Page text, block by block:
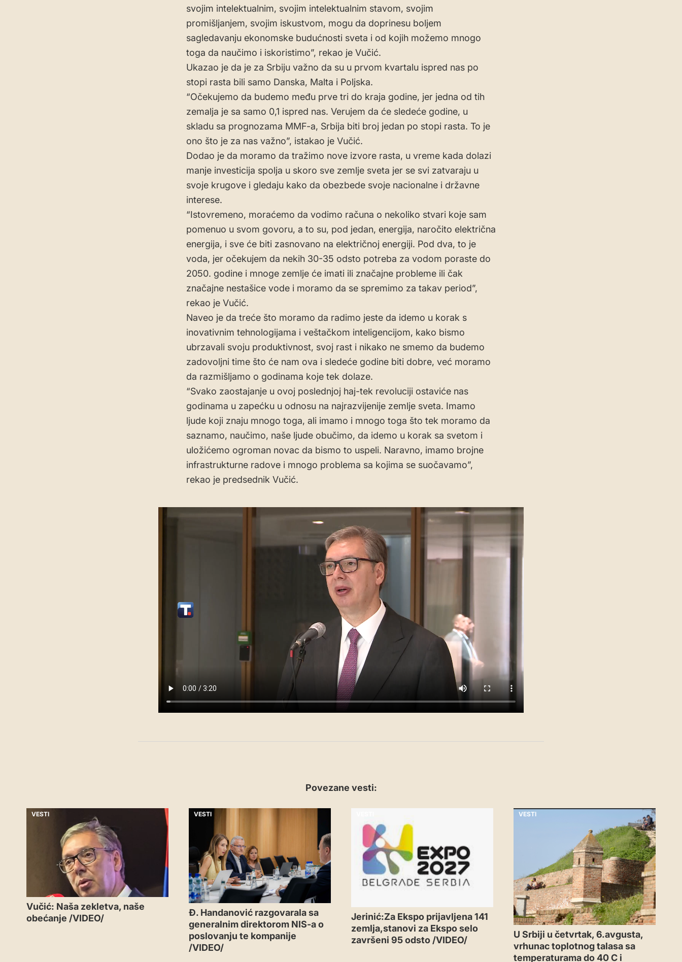
svojim intelektualnim, svojim intelektualnim stavom, svojim
promišljanjem, svojim iskustvom, mogu da doprinesu boljem
sagledavanju ekonomske budućnosti sveta i od kojih možemo mnogo
toga da naučimo i iskoristimo”, rekao je Vučić.
Ukazao je da je za Srbiju važno da su u prvom kvartalu ispred nas po
stopi rasta bili samo Danska, Malta i Poljska.
“Očekujemo da budemo među prve tri do kraja godine, jer jedna od tih
zemalja je sa samo 0,1 ispred nas. Verujem da će sledeće godine, u
skladu sa prognozama MMF-a, Srbija biti broj jedan po stopi rasta. To je
ono što je za nas važno”, istakao je Vučić.
Dodao je da moramo da tražimo nove izvore rasta, u vreme kada dolazi
manje investicija spolja u skoro sve zemlje sveta jer se svi zatvaraju u
svoje krugove i gledaju kako da obezbede svoje nacionalne i državne
interese.
“Istovremeno, moraćemo da vodimo računa o nekoliko stvari koje sam
pomenuo u svom govoru, a to su, pod jedan, energija, naročito električna
energija, i sve će biti zasnovano na električnoj energiji. Pod dva, to je
voda, jer očekujem da nekih 30-35 odsto potreba za vodom poraste do
2050. godine i mnoge zemlje će imati ili značajne probleme ili čak
značajne nestašice vode i moramo da se spremimo za takav period”,
rekao je Vučić.
Naveo je da treće što moramo da radimo jeste da idemo u korak s
inovativnim tehnologijama i veštačkom inteligencijom, kako bismo
ubrzavali svoju produktivnost, svoj rast i nikako ne smemo da budemo
zadovoljni time što će nam ova i sledeće godine biti dobre, već moramo
da razmišljamo o godinama koje tek dolaze.
“Svako zaostajanje u ovoj poslednjoj haj-tek revoluciji ostaviće nas
godinama u zapećku u odnosu na najrazvijenije zemlje sveta. Imamo
ljude koji znaju mnogo toga, ali imamo i mnogo toga što tek moramo da
saznamo, naučimo, naše ljude obučimo, da idemo u korak sa svetom i
uložićemo ogroman novac da bismo to uspeli. Naravno, imamo brojne
infrastrukturne radove i mnogo problema sa kojima se suočavamo”,
rekao je predsednik Vučić.
Povezane vesti:
VESTI
Vučić: Naša zekletva, naše
obećanje /VIDEO/
VESTI
Đ. Handanović razgovarala sa
generalnim direktorom NIS-a o
poslovanju te kompanije
/VIDEO/
Jerinić:Za Ekspo prijavljena 141
zemlja,stanovi za Ekspo selo
završeni 95 odsto /VIDEO/
VESTI
U Srbiji u četvrtak, 6.avgusta,
vrhunac toplotnog talasa sa
temperaturama do 40 C i